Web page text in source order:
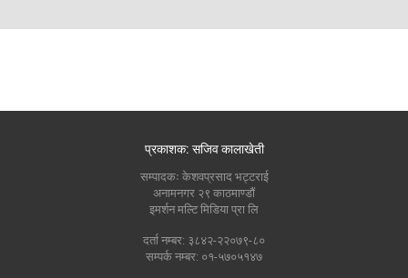
प्रकाशक: सजिव कालाखेती
सम्पादकः केशवप्रसाद भट्टराई
अनामनगर २९ काठमाण्डौं
इमर्शन मल्टि मिडिया प्रा लि
दर्ता नम्बर: ३८४२-२२०७९-८०
सम्पर्क नम्बर: ०१-५७०५१४७